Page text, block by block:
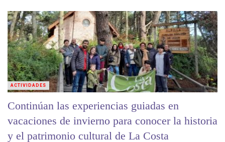
Continúan las experiencias guiadas en
vacaciones de invierno para conocer la historia
y el patrimonio cultural de La Costa
ACTIVIDADES